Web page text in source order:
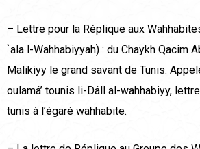
– Lettre pour la Réplique aux
`ala l-Wahhabiyyah) : du Chaykh Qacim
Malikiyy le grand savant de Tunis.
oulamâ’ tounis li-Dâll al-wahhabiyy,
tunis à l’égaré wahhabite.